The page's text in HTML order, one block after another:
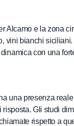
Alcamo e la zona
vini bianchi
con una
una presenza
Gli studi
rispetto a